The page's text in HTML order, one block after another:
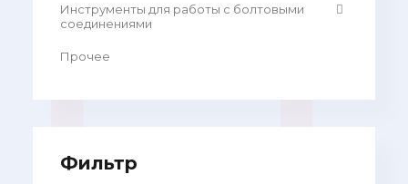
Инструменты для работы с болтовыми
соединениями
Прочее
Фильтр